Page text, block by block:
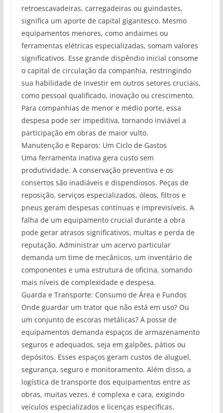
retroescavadeiras, carregadeiras ou guindastes,
significa um aporte de capital gigantesco. Mesmo
equipamentos menores, como andaimes ou
ferramentas elétricas especializadas, somam valores
significativos. Esse grande dispêndio inicial consome
o capital de circulação da companhia, restringindo
sua habilidade de investir em outros setores cruciais,
como pessoal qualificado, inovação ou crescimento.
Para companhias de menor e médio porte, essa
despesa pode ser impeditiva, tornando inviável a
participação em obras de maior vulto.
Manutenção e Reparos: Um Ciclo de Gastos
Uma ferramenta inativa gera custo sem
produtividade. A conservação preventiva e os
consertos são inadiáveis e dispendiosos. Peças de
reposição, serviços especializados, óleos, filtros e
pneus geram despesas contínuas e imprevisíveis. A
falha de um equipamento crucial durante a obra
pode gerar atrasos significativos, multas e perda de
reputação. Administrar um acervo particular
demanda um time de mecânicos, um inventário de
componentes e uma estrutura de oficina, somando
mais níveis de complexidade e despesa.
Guarda e Transporte: Consumo de Área e Fundos
Onde guardar um trator que não está em uso? Ou
um conjunto de escoras metálicas? A posse de
equipamentos demanda espaços de armazenamento
seguros e adequados, seja em galpões, pátios ou
depósitos. Esses espaços geram custos de aluguel,
segurança, seguro e monitoramento. Além disso, a
logística de transporte dos equipamentos entre as
obras, muitas vezes, é complexa e cara, exigindo
veículos especializados e licenças específicas.